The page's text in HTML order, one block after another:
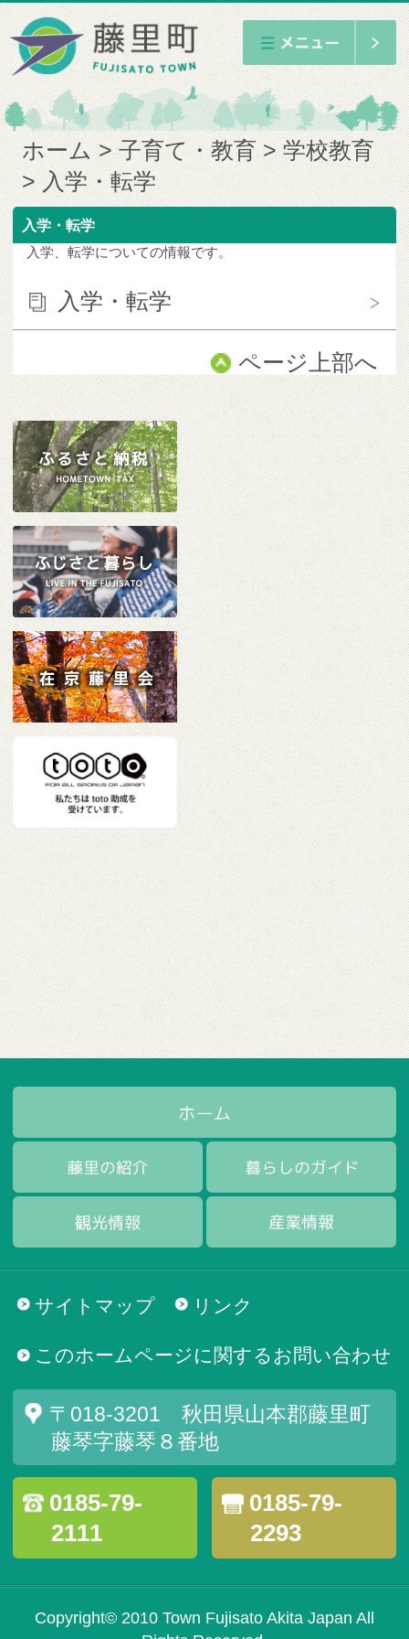
ホーム 子育て・教育
学校教育
入学・転学
入学・転学
入学、転学についての情報です。
入学・転学
ページ上部へ
サイトマップ リンク
このホームページに関するお問い合わせ
〒018-3201 秋田県山本郡藤里町
藤琴字藤琴８番地
0185-79-
2111
0185-79-
2293
Copyright© 2010 Town Fujisato Akita Japan All